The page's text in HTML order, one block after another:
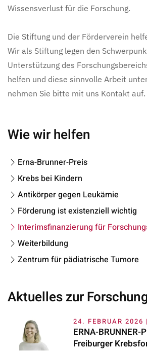
Wissensverlust für die Forschung.
Die Stiftung und der Förderverein
Wir als Stiftung legen den
Unterstützung des
helfen und diese sinnvolle Arbeit
nehmen Sie bitte mit uns Kontakt auf.
Wie wir helfen
Erna-Brunner-Preis
Krebs bei Kindern
Antikörper gegen Leukämie
Förderung ist existenziell wichtig
Interimsfinanzierung für
Weiterbildung
Zentrum für pädiatrische Tumore
Aktuelles zur
24. FEBRUAR 2026
ERNA-BRUNNER-
Freiburger